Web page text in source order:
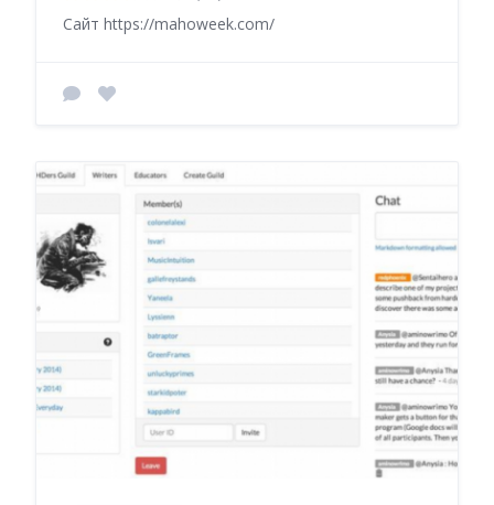
Сайт https://mahoweek.com/